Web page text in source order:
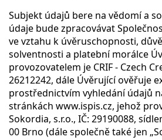
Subjekt údajů bere na vědomí a
údaje bude zpracovávat
ve vztahu k úvěruschopnosti,
solventnosti a platební morálce
provozovatelem je CRIF - Czech
26212242, dále Úvěrující ověřuje
prostřednictvím vyhledání údajů
stránkách www.ispis.cz, jehož
Sokordia, s.r.o., IČ: 29190088,
00 Brno (dále společně také jen